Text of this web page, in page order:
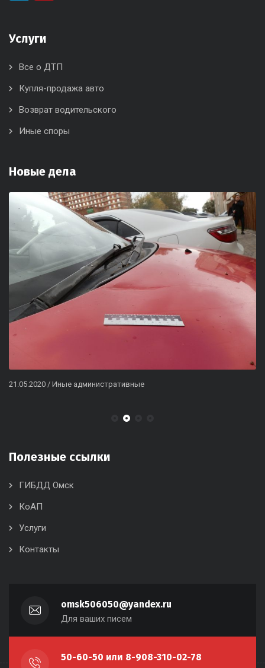
Услуги
Все о ДТП
Купля-продажа авто
Возврат водительского
Иные споры
Новые дела
21.05.2020 / Иные административные
Полезные ссылки
ГИБДД Омск
КоАП
Услуги
Контакты
omsk506050@yandex.ru
Для ваших писем
50-60-50 или 8-908-310-02-78